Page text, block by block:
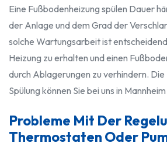
Eine Fußbodenheizung spülen Dauer
der Anlage und dem Grad der
solche Wartungsarbeit ist
Heizung zu erhalten und einen
durch Ablagerungen zu verhindern.
Spülung können Sie bei uns in
Probleme Mit Der
Thermostaten Oder